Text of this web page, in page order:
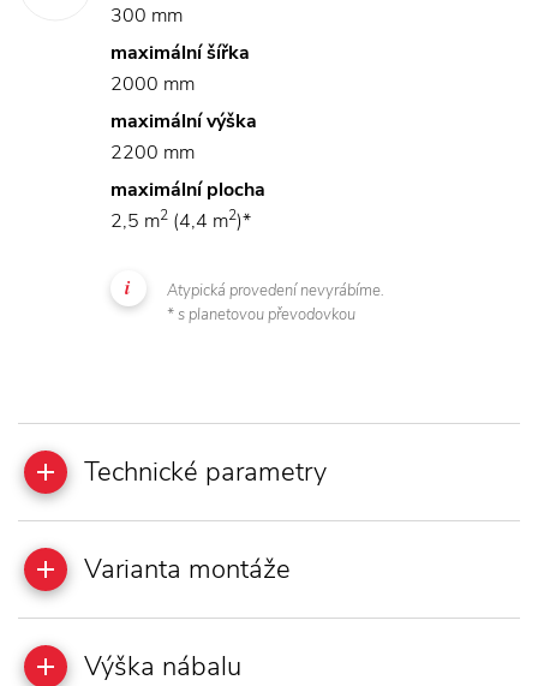
300 mm
maximální šířka
2000 mm
maximální výška
2200 mm
maximální plocha
2,5 m2 (4,4 m2)*
Atypická provedení nevyrábíme.
* s planetovou převodovkou
Technické parametry
Varianta montáže
Výška nábalu